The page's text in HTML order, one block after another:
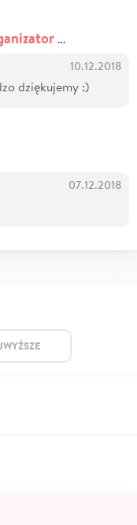
zbiórki
10.12.2018
dziękujemy :)
07.12.2018